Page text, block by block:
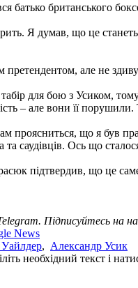
британського
Я думав, що це
але не
для бою з Усиком,
– але вони її
проясниться, що я був
та саудівців. Ось що
підтвердив, що це
Підписуйтесь на
News
, Александр Усик
необхідний текст і